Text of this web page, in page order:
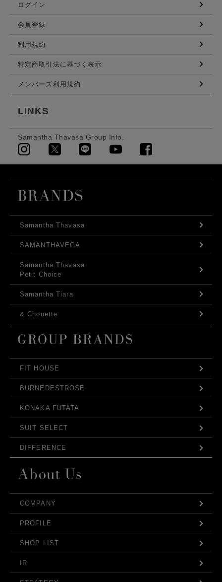
ログイン
会員登録
利用規約
特定商取引法に基づく表示
メンバーズ利用規約
LINKS
Samantha Thavasa Group Info.
Samantha Thavasa
SAMANTHAVEGA
Samantha Thavasa
Petit Choice
Samantha Tiara
& Chouette
FIT HOUSE
BURNEDESTROSE
KONAKA FUTATA
SUIT SELECT
DIFFERENCE
COMPANY
PROFILE
SHOP LIST
IR